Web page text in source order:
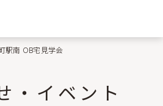
駅南 OB宅見学会
・イベント